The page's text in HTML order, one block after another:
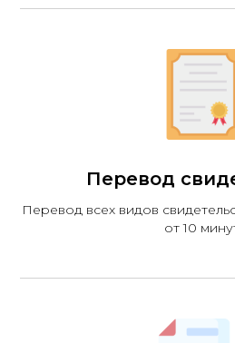
Перевод
Перевод всех видов
от 10